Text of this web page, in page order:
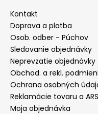
Kontakt
Doprava a platba
Osob. odber - Púchov
Sledovanie objednávky
Neprevzatie objednávky
Obchod. a rekl.
Ochrana osobných
Reklamácie tovaru a ARS
Moja objednávka